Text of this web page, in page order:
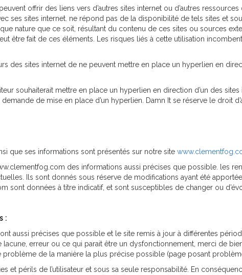
offrir des liens vers d’autres sites internet ou d’autres
ses sites internet. ne répond pas de la disponibilité de tels sites et
nature que ce soit, résultant du contenu de ces sites ou sources
être fait de ces éléments. Les risques liés à cette utilisation
des sites internet de ne peuvent mettre en place un hyperlien en
souhaiterait mettre en place un hyperlien en direction d’un des
de mise en place d’un hyperlien. Damn It se réserve le droit
que ses informations sont présentés sur notre site
des informations aussi précises que possible. les
Ils sont donnés sous réserve de modifications ayant été
sont données à titre indicatif, et sont susceptibles de changer ou
:
aussi précises que possible et le site remis à jour à différentes
erreur ou ce qui parait être un dysfonctionnement, merci de
de la manière la plus précise possible (page posant
et périls de l’utilisateur et sous sa seule responsabilité. En